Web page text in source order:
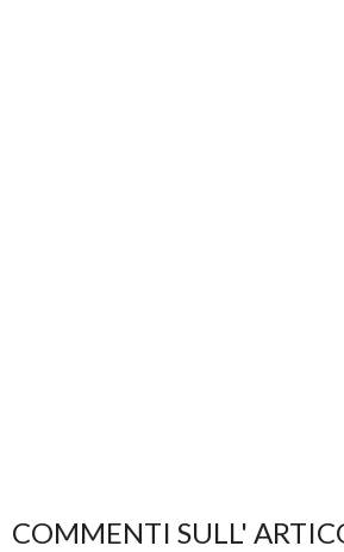
COMMENTI SULL'